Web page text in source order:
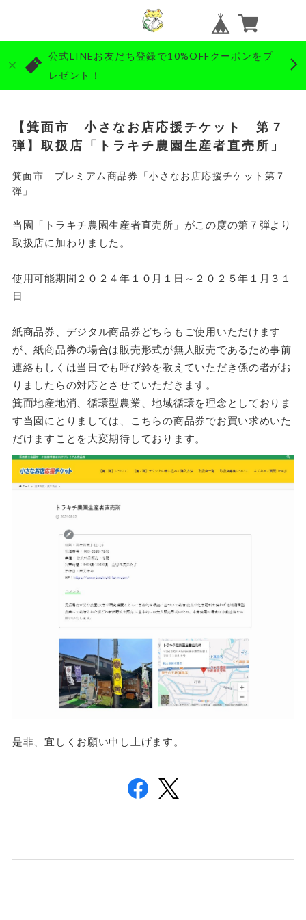
公式LINEお友だち登録で10%OFFクーポンをプ
レゼント！
【箕面市 小さなお店応援チケット 第７
弾】取扱店「トラキチ農園生産者直売所」
箕面市 プレミアム商品券「小さなお店応援チケット第７
弾」
当園「トラキチ農園生産者直売所」がこの度の第７弾より
取扱店に加わりました。
使用可能期間２０２４年１０月１日～２０２５年１月３１
日
紙商品券、デジタル商品券どちらもご使用いただけます
が、紙商品券の場合は販売形式が無人販売であるため事前
連絡もしくは当日でも呼び鈴を教えていただき係の者がお
りましたらの対応とさせていただきます。
箕面地産地消、循環型農業、地域循環を理念としておりま
す当園にとりましては、こちらの商品券でお買い求めいた
だけますことを大変期待しております。
是非、宜しくお願い申し上げます。